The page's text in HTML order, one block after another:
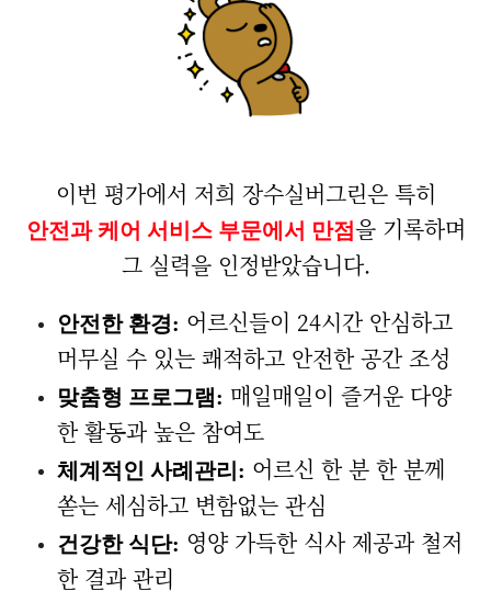
이번 평가에서 저희 장수실버그린은 특히
안전과 케어 서비스 부문에서 만점을 기록하며
그 실력을 인정받았습니다.
안전한 환경: 어르신들이 24시간 안심하고
머무실 수 있는 쾌적하고 안전한 공간 조성
맞춤형 프로그램: 매일매일이 즐거운 다양
한 활동과 높은 참여도
체계적인 사례관리: 어르신 한 분 한 분께
쏟는 세심하고 변함없는 관심
건강한 식단: 영양 가득한 식사 제공과 철저
한 결과 관리